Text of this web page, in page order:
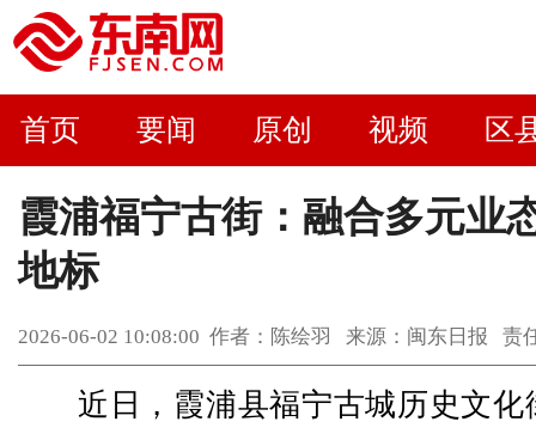
首页 要闻 原创 视频 区
霞浦福宁古街：融合多元业
地标
2026-06-02 10:08:00 作者：陈绘羽 来源：闽东日报 责
近日，霞浦县福宁古城历史文化